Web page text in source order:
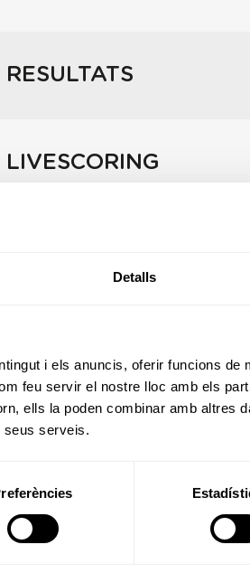
Detalls
i els anuncis, oferir funcions
feu servir el nostre lloc amb els
ells la poden combinar amb altres
seus serveis.
RESULTATS
LIVESCORING
INSCRIPCIONS
INFORMACIÓ PROVA